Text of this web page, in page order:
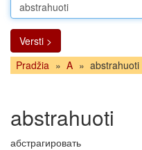
Versti >
Pradžia » A » abstrahuoti
abstrahuoti
абстрагировать